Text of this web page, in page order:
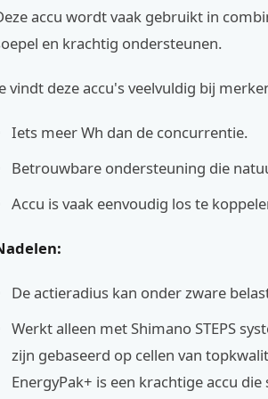
accu wordt vaak gebruikt in
en krachtig ondersteunen.
vindt deze accu's veelvuldig bij
Iets meer Wh dan de concurrentie.
Betrouwbare ondersteuning die
Accu is vaak eenvoudig los te
De actieradius kan onder zware
Werkt alleen met Shimano STEPS
zijn gebaseerd op cellen van
EnergyPak+ is een krachtige accu